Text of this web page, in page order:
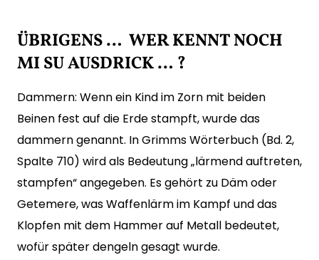
ÜBRIGENS … WER KENNT NOCH
MI SU AUSDRICK … ?
Dammern: Wenn ein Kind im Zorn mit beiden
Beinen fest auf die Erde stampft, wurde das
dammern genannt. In Grimms Wörterbuch (Bd. 2,
Spalte 710) wird als Bedeutung „lärmend auftreten,
stampfen“ angegeben. Es gehört zu Däm oder
Getemere, was Waffenlärm im Kampf und das
Klopfen mit dem Hammer auf Metall bedeutet,
wofür später dengeln gesagt wurde.